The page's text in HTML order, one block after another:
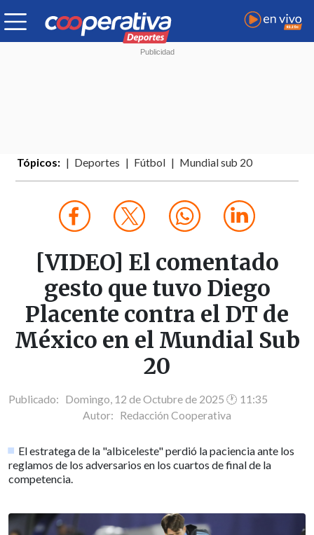
Tópicos: Deportes Fútbol Mundial sub 20
[VIDEO] El comentado
gesto que tuvo Diego
Placente contra el DT de
México en el Mundial Sub
20
Publicado: Domingo, 12 de Octubre de 2025 🕐 11:35
Autor: Redacción Cooperativa
El estratega de la "albiceleste" perdió la paciencia ante los
reglamos de los adversarios en los cuartos de final de la
competencia.